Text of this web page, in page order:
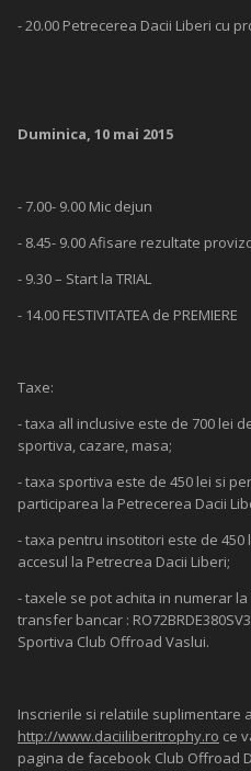
- 20.00 Petrecerea Dacii Liberi cu
Duminica, 10 mai 2015
- 7.00- 9.00 Mic dejun
- 8.45- 9.00 Afisare rezultate
- 9.30 – Start la TRIAL
- 14.00 FESTIVITATEA de PREMIERE
Taxe:
- taxa all inclusive este de 700 lei
sportiva, cazare, masa;
- taxa sportiva este de 450 lei si
participarea la Petrecerea Dacii
- taxa pentru insotitori este de 450
accesul la Petrecrea Dacii Liberi;
- taxele se pot achita in numerar
transfer bancar :
Sportiva Club Offroad Vaslui.
Inscrierile si relatiile suplimentare
http://www.daciiliberitrophy.ro ce
pagina de facebook Club Offroad